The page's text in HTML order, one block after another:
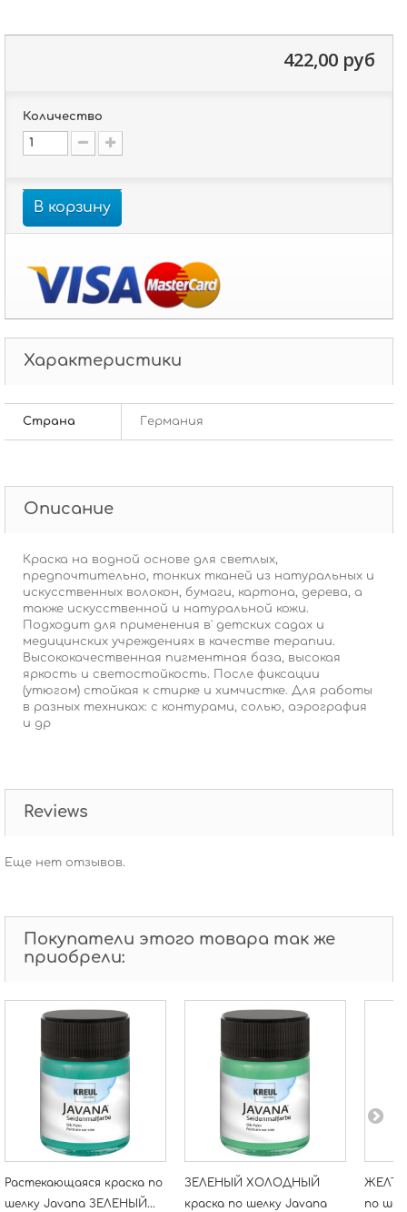
422,00 руб
Количество
В корзину
Характеристики
Страна Германия
Описание
Краска на водной основе для светлых,
предпочтительно, тонких тканей из натуральных и
искусственных волокон, бумаги, картона, дерева, а
также искусственной и натуральной кожи.
Подходит для применения в' детских садах и
медицинских учреждениях в качестве терапии.
Высококачественная пигментная база, высокая
яркость и светостойкость. После фиксации
(утюгом) стойкая к стирке и химчистке. Для работы
в разных техниках: с контурами, солью, аэрография
и др
Reviews
Еще нет отзывов.
Покупатели этого товара так же
приобрели:
Растекающаяся краска по
шелку Javana ЗЕЛЕНЫЙ...
ЗЕЛЕНЫЙ ХОЛОДНЫЙ
краска по шелку Javana
по